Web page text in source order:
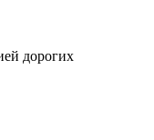
дорогих